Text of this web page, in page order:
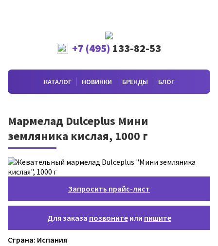
+7 (495) 133-82-53
КАТАЛОГ НОВИНКИ БРЕНДЫ БЛОГ
Мармелад Dulceplus Мини
земляника кислая, 1000 г
Запросить прайс-лист
Для заказа позвонитеили пишите
Страна: Испания